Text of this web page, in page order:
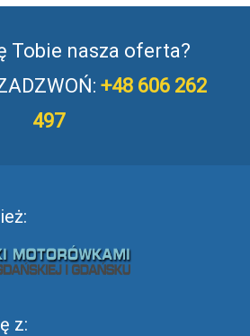
Tobie nasza oferta?
+48 606 262
497
z: